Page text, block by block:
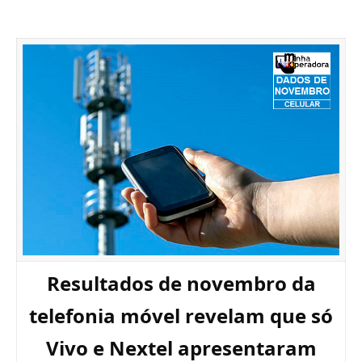
Resultados de novembro da
telefonia móvel revelam que só
Vivo e Nextel apresentaram